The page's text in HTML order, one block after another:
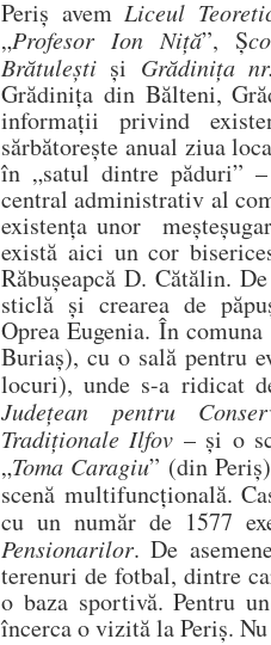
Periș avemLiceul
„Profesor Ion Niță”, Ș
Brătulești și Grădinița
Grădinița din Bălteni,
informații privind
sărbătorește anual ziua
în „satul dintre păduri”
central administrativ al
existența unor
există aici un cor
Răbuşeapcă D. Cătălin.
sticlă și crearea de
Oprea Eugenia. În
Buriaș), cu o sală pentru
locuri), unde s-a ridicat
Județean pentru
Tradiționale Ilfov – și o
„Toma Caragiu” (din
scenă multifuncțională.
cu un număr de 1577
Pensionarilor. De
terenuri de fotbal, dintre
o baza sportivă. Pentru
încerca o vizită la Periș.